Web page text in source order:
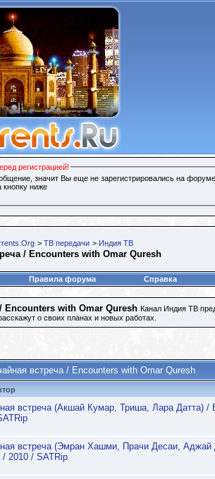
регистрацией!
значит Вы еще не зарегистрировались на
кнопку ниже
> ТВ передачи > Индия ТВ
/ Encounters with Omar Quresh
Правила форума Справка
Encounters with Omar Quresh Канал Индия ТВ
о своих планах и новых работах.
встреча / Encounters with Omar Quresh
встреча (Акшай Кумар, Триша, Лара Датта) /
встреча (Эмран Хашми, Прачи Десаи, Аджай
/ 2010 / SATRip